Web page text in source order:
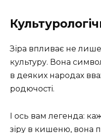
Зіра впливає не
культуру. Вона
в деяких народах
родючості.
І ось вам легенда:
зіру в кишеню, вона